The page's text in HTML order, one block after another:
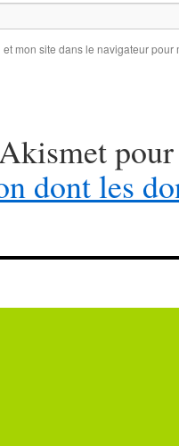
mon site dans le navigateur
dont les